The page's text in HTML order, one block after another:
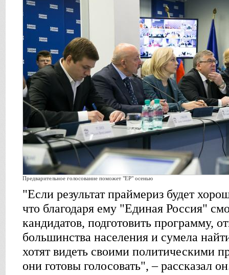
Предварительное голосование поможет "ЕР" осенью
"Если результат праймериз будет
что благодаря ему "Единая Россия"
кандидатов, подготовить программу,
большинства населения и сумела
хотят видеть своими политическими
они готовы голосовать", – рассказал